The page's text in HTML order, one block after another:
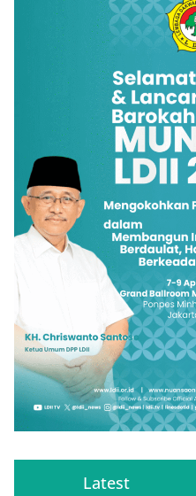
Latest